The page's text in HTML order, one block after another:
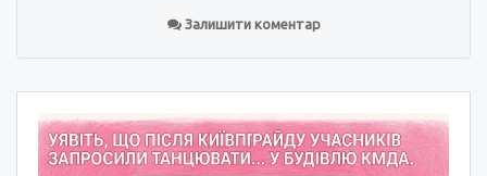
Залишити коментар